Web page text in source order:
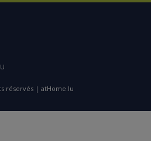
réservés | atHome.lu